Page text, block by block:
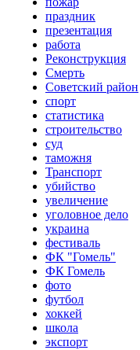
праздник
презентация
работа
Реконструкция
Смерть
Советский район
спорт
статистика
строительство
суд
таможня
Транспорт
убийство
увеличение
уголовное дело
украина
фестиваль
ФК "Гомель"
ФК Гомель
фото
футбол
хоккей
школа
экспорт